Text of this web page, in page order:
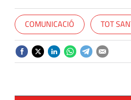
COMUNICACIÓ TOT